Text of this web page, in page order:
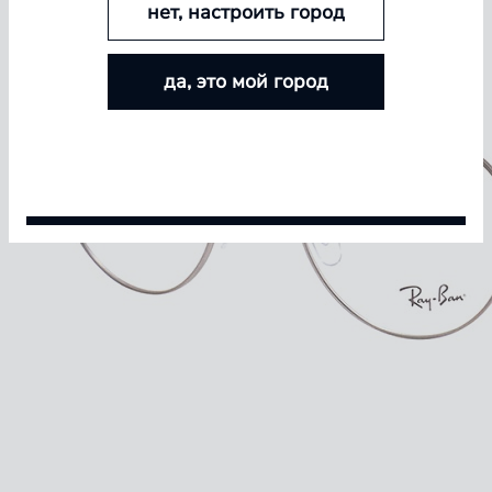
БОЛЬШЕ ЛИНЗ — БОЛЬШЕ СКИДКА
Покупайте контактные линзы Airway и увеличивайте
размер скидки — от 5% до 15%
нет, настроить город
да, это мой город